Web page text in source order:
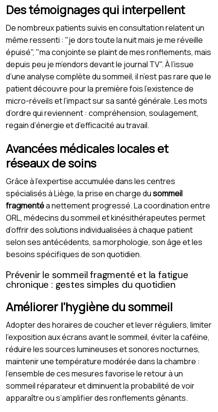
Des témoignages qui interpellent
De nombreux patients suivis en consultation relatent un
même ressenti : "je dors toute la nuit mais je me réveille
épuisé", "ma conjointe se plaint de mes ronflements, mais
depuis peu je m’endors devant le journal TV". À l’issue
d’une analyse complète du sommeil, il n’est pas rare que le
patient découvre pour la première fois l’existence de
micro-réveils et l’impact sur sa santé générale. Les mots
d’ordre qui reviennent : compréhension, soulagement,
regain d’énergie et d’efficacité au travail.
Avancées médicales locales et
réseaux de soins
Grâce à l’expertise accumulée dans les centres
spécialisés à Liège, la prise en charge dusommeil
fragmentéa nettement progressé. La coordination entre
ORL, médecins du sommeil et kinésithérapeutes permet
d’offrir des solutions individualisées à chaque patient
selon ses antécédents, sa morphologie, son âge et les
besoins spécifiques de son quotidien.
Prévenir le sommeil fragmenté et la fatigue
chronique : gestes simples du quotidien
Améliorer l’hygiène du sommeil
Adopter des horaires de coucher et lever réguliers, limiter
l’exposition aux écrans avant le sommeil, éviter la caféine,
réduire les sources lumineuses et sonores nocturnes,
maintenir une température modérée dans la chambre :
l’ensemble de ces mesures favorise le retour à un
sommeil réparateur et diminuent la probabilité de voir
apparaître ou s’amplifier des ronflements gênants.